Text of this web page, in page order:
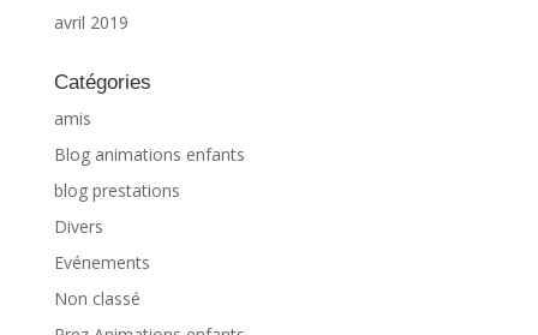
avril 2019
Catégories
amis
Blog animations enfants
blog prestations
Divers
Evénements
Non classé